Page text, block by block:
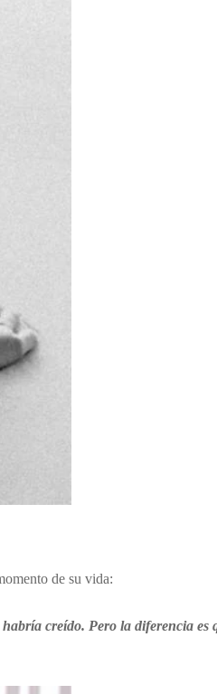
de su vida:
creído. Pero la diferencia es